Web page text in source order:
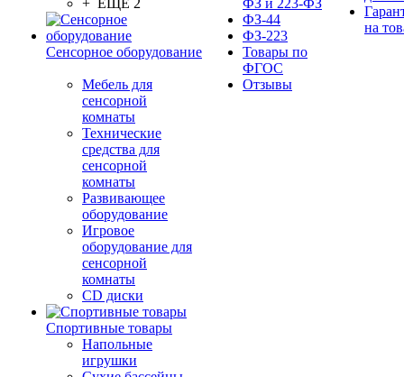
+ ЕЩЕ 2
Сенсорное оборудование
Мебель для
сенсорной
комнаты
Технические
средства для
сенсорной
комнаты
Развивающее
оборудование
Игровое
оборудование для
сенсорной
комнаты
CD диски
Спортивные товары
Напольные
игрушки
ФЗ и 223-ФЗ
ФЗ-44
ФЗ-223
Товары по
ФГОС
Отзывы
на